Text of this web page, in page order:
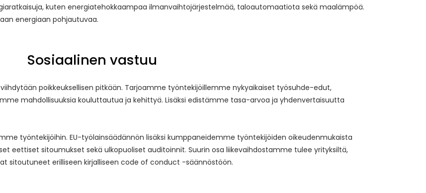
kuten energiatehokkaampaa ilmanvaihtojärjestelmää, taloautomaatiota sekä maalämpöä.
energiaan pohjautuvaa.
Sosiaalinen vastuu
poikkeuksellisen pitkään. Tarjoamme työntekijöillemme nykyaikaiset työsuhde-edut,
mahdollisuuksia kouluttautua ja kehittyä. Lisäksi edistämme tasa-arvoa ja yhdenvertaisuutta
työntekijöihin. EU-työlainsäädännön lisäksi kumppaneidemme työntekijöiden oikeudenmukaista
eettiset sitoumukset sekä ulkopuoliset auditoinnit. Suurin osa liikevaihdostamme tulee yrityksiltä,
sitoutuneet erilliseen kirjalliseen code of conduct -säännöstöön.